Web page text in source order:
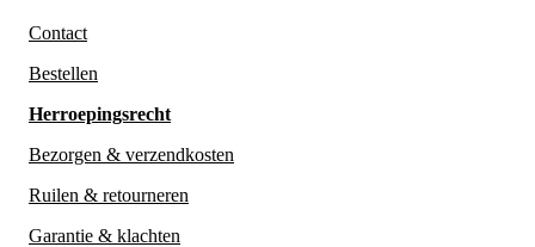
Contact
Bestellen
Herroepingsrecht
Bezorgen & verzendkosten
Ruilen & retourneren
Garantie & klachten